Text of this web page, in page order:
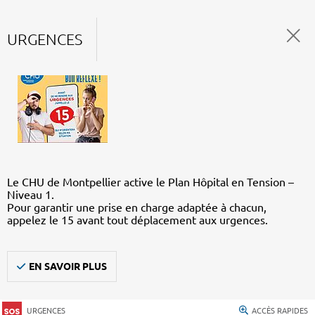
URGENCES
Le CHU de Montpellier active le Plan Hôpital en Tension –
Niveau 1.
Pour garantir une prise en charge adaptée à chacun,
appelez le 15 avant tout déplacement aux urgences.
EN SAVOIR PLUS
URGENCES ACCÈS RAPIDES